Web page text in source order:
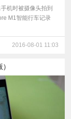
机时被摄像头拍到
M1智能行车记录
2016-08-01 11:03